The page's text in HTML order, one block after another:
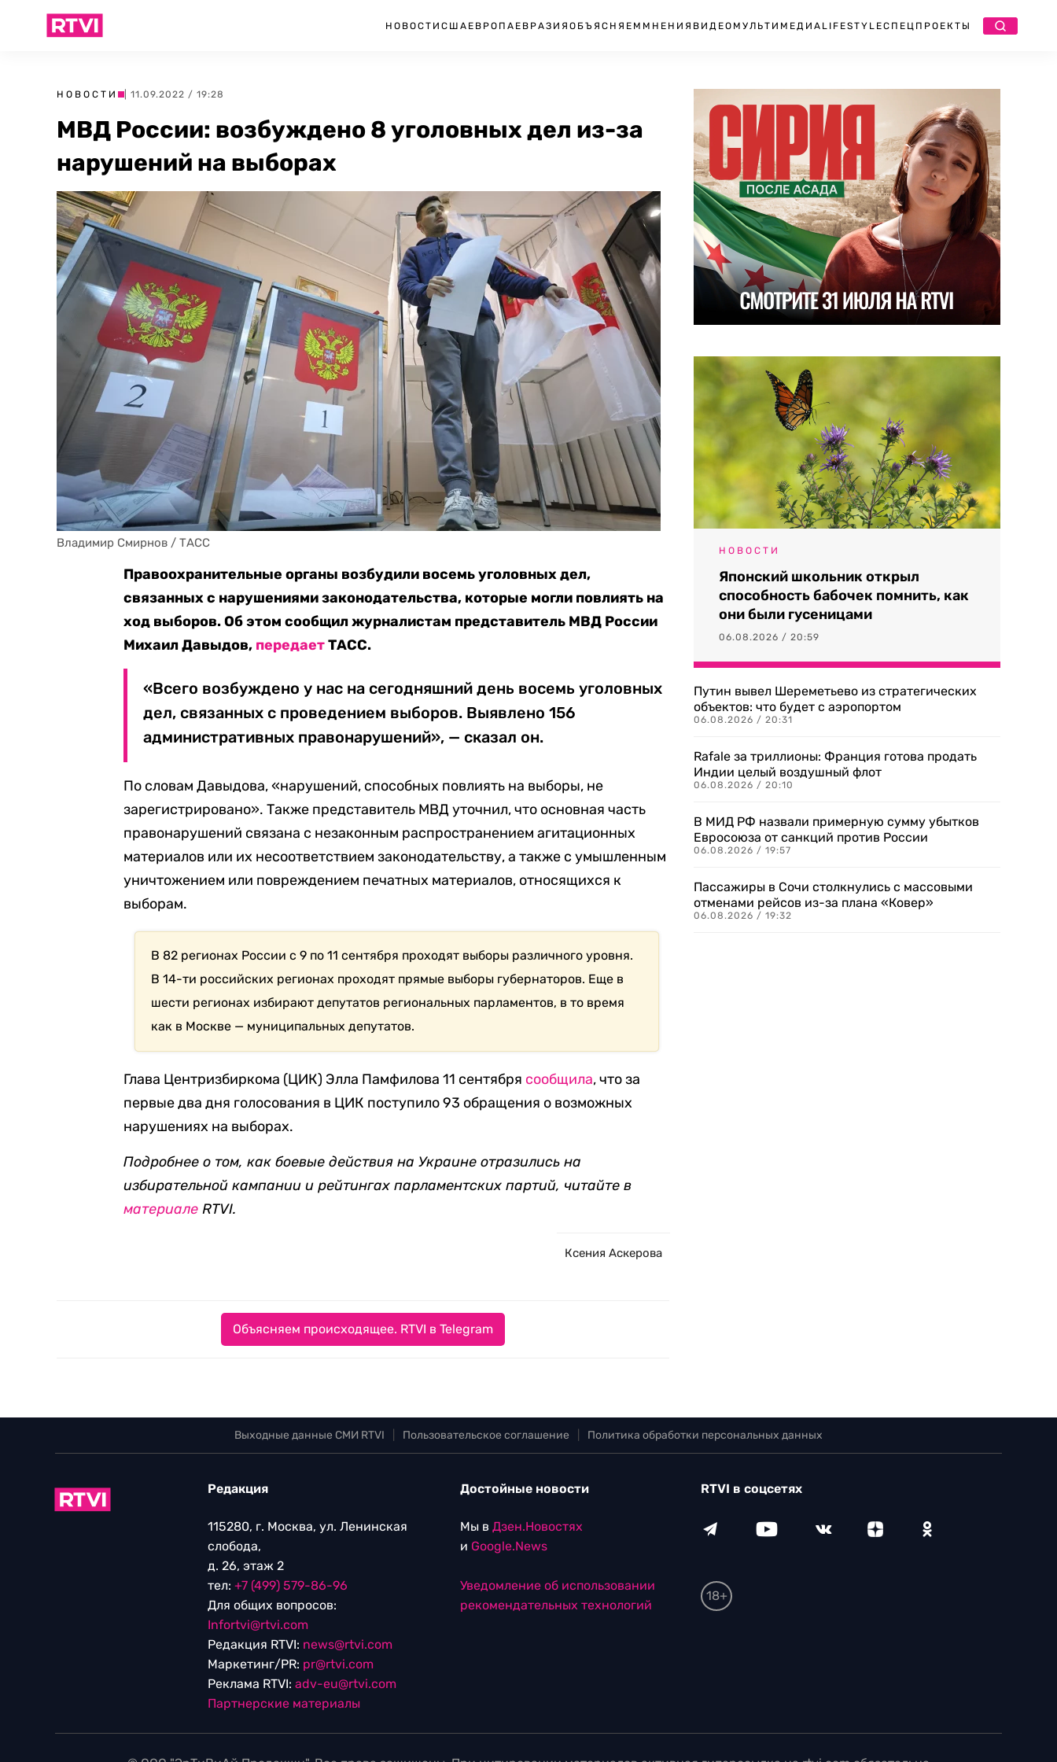
НОВОСТИ США ЕВРОПА ЕВРАЗИЯ ОБЪЯСНЯЕМ МНЕНИЯ ВИДЕО МУЛЬТИМЕДИА LIFESTYLEСПЕЦПРОЕКТЫ
НОВОСТИ | 11.09.2022 / 19:28
МВД России: возбуждено 8 уголовных дел из-за
нарушений на выборах
Владимир Смирнов / ТАСС
Правоохранительные органы возбудили восемь уголовных дел,
связанных с нарушениями законодательства, которые могли повлиять на
ход выборов. Об этом сообщил журналистам представитель МВД России
Михаил Давыдов, передаетТАСС.
«Всего возбуждено у нас на сегодняшний день восемь уголовных
дел, связанных с проведением выборов. Выявлено 156
административных правонарушений», — сказал он.
По словам Давыдова,«нарушений, способных повлиять на выборы, не
зарегистрировано». Также представитель МВД уточнил, что основная часть
правонарушений связана с незаконным распространением агитационных
материалов или их несоответствием законодательству, а также с умышленным
уничтожением или повреждением печатных материалов, относящихся к
выборам.
В 82 регионах России с 9 по 11 сентября проходят выборы различного уровня.
В 14-ти российских регионах проходят прямые выборы губернаторов. Еще в
шести регионах избирают депутатов региональных парламентов, в то время
как в Москве — муниципальных депутатов.
Глава Центризбиркома (ЦИК) Элла Памфилова 11 сентября сообщила, что за
первые два дня голосования в ЦИК поступило 93 обращения о возможных
нарушениях на выборах.
Подробнее о том, как боевые действия на Украине отразились на
избирательной кампании и рейтингах парламентских партий, читайте в
материале RTVI.
Ксения Аскерова
Объясняем происходящее. RTVI в Telegram
НОВОСТИ
Японский школьник открыл
способность бабочек помнить, как
они были гусеницами
06.08.2026 / 20:59
Путин вывел Шереметьево из стратегических
объектов: что будет с аэропортом
06.08.2026 / 20:31
Rafale за триллионы: Франция готова продать
Индии целый воздушный флот
06.08.2026 / 20:10
В МИД РФ назвали примерную сумму убытков
Евросоюза от санкций против России
06.08.2026 / 19:57
Пассажиры в Сочи столкнулись с массовыми
отменами рейсов из-за плана «Ковер»
06.08.2026 / 19:32
Выходные данные СМИ RTVI Пользовательское соглашение Политика обработки персональных данных
Редакция
115280, г. Москва, ул. Ленинская
слобода,
д. 26, этаж 2
тел: +7 (499) 579-86-96
Для общих вопросов:
Infortvi@rtvi.com
Редакция RTVI: news@rtvi.com
Маркетинг/PR: pr@rtvi.com
Реклама RTVI: adv-eu@rtvi.com
Партнерские материалы
Достойные новости
Мы в Дзен.Новостях
и Google.News
Уведомление об использовании
рекомендательных технологий
RTVI в соцсетях
18+